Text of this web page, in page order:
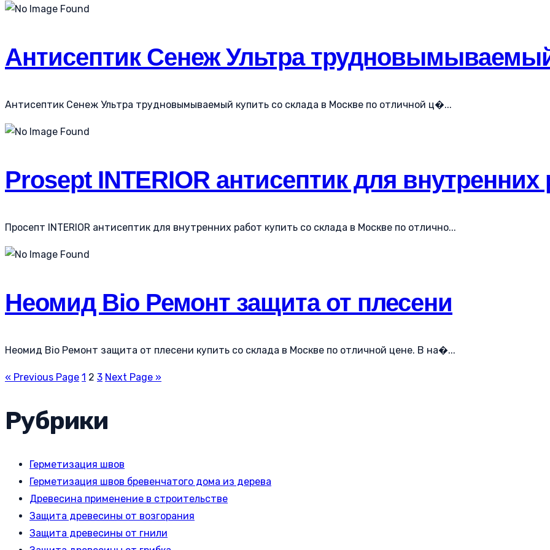
Антисептик Сенеж Ультра
Антисептик Сенеж Ультра трудновымываемый купить со склада в Москве по отличной ц�...
Prosept INTERIOR антисептик для внутренних
Просепт INTERIOR антисептик для внутренних работ купить со склада в Москве по отлично...
Неомид Bio Ремонт защита от плесени
Неомид Bio Ремонт защита от плесени купить со склада в Москве по отличной цене. В на�...
« Previous Page 1 2 3 Next Page »
Рубрики
Герметизация швов
Герметизация швов бревенчатого дома из дерева
Древесина применение в строительстве
Защита древесины от возгорания
Защита древесины от гнили